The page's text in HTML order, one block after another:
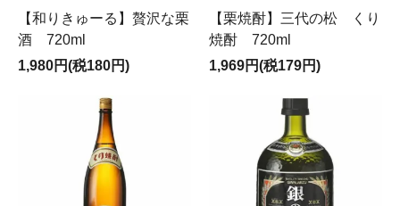
【和りきゅーる】贅沢な栗
酒 720ml
1,980円(税180円)
【栗焼酎】三代の松 くり
焼酎 720ml
1,969円(税179円)